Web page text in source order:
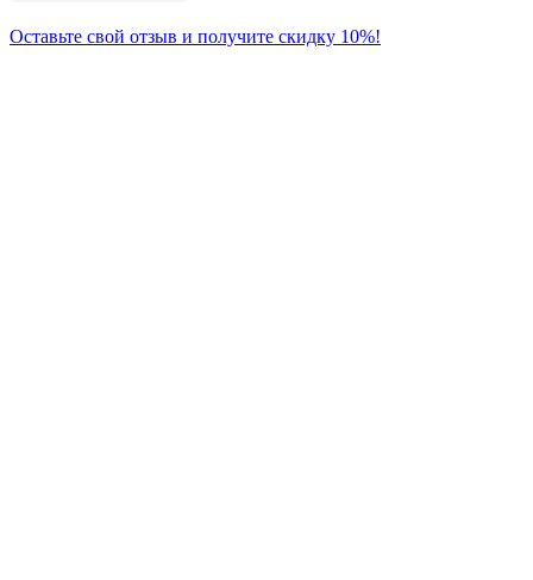
Оставьте свой отзыв и получите скидку 10%!